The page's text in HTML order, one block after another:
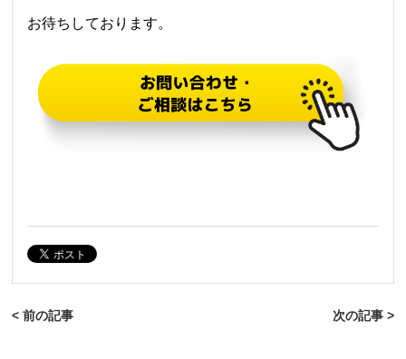
お待ちしております。
< 前の記事 次の記事 >